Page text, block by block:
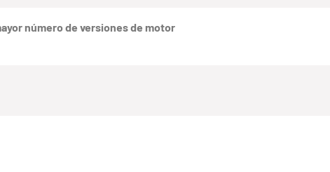
número de versiones de motor